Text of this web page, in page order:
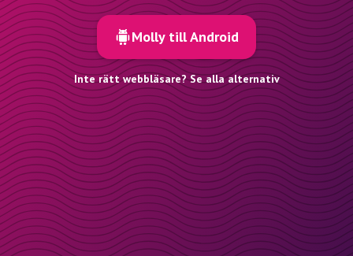
Molly till Android
Inte rätt webbläsare? Se alla alternativ